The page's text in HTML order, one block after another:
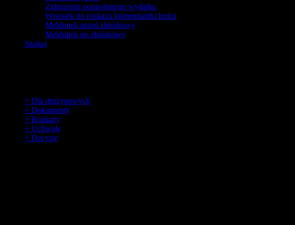
Zgłoszenie poniesionego wydatku
Wniosek do rozkazu komendantki hufca
Meldunek przed zbiórkowy
Meldunek po zbiórkowy
Szukaj
+ Dla drużynowych
+ Dokumenty
+ Rozkazy
+ Uchwały
+ Decyzje